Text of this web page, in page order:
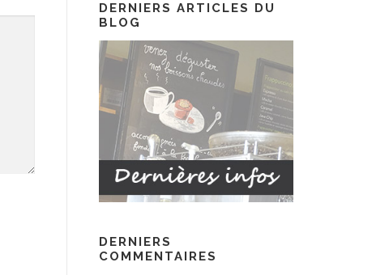
DERNIERS ARTICLES DU
BLOG
DERNIERS
COMMENTAIRES